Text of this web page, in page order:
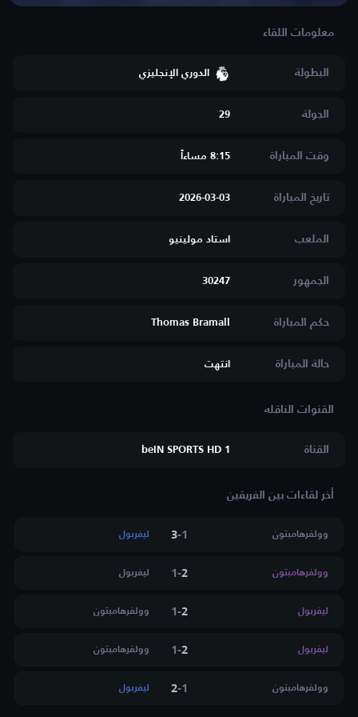
البطولة الدوري الإنجليزي
الجولة 29
وقت المباراة 8:15 مساءاََ
تاريخ المباراة 2026-03-03
الملعب استاد مولينيو
الجمهور 30247
حكم المباراة Thomas Bramall
حالة المباراة انتهت
القناة beIN SPORTS HD 1
أخر لقاءات بين الفريقين
وولفرهامبتون 1
-
3 ليفربول
وولفرهامبتون 2
-
1 ليفربول
ليفربول 2
-
1 وولفرهامبتون
ليفربول 2
-
1 وولفرهامبتون
وولفرهامبتون 1
-
2 ليفربول